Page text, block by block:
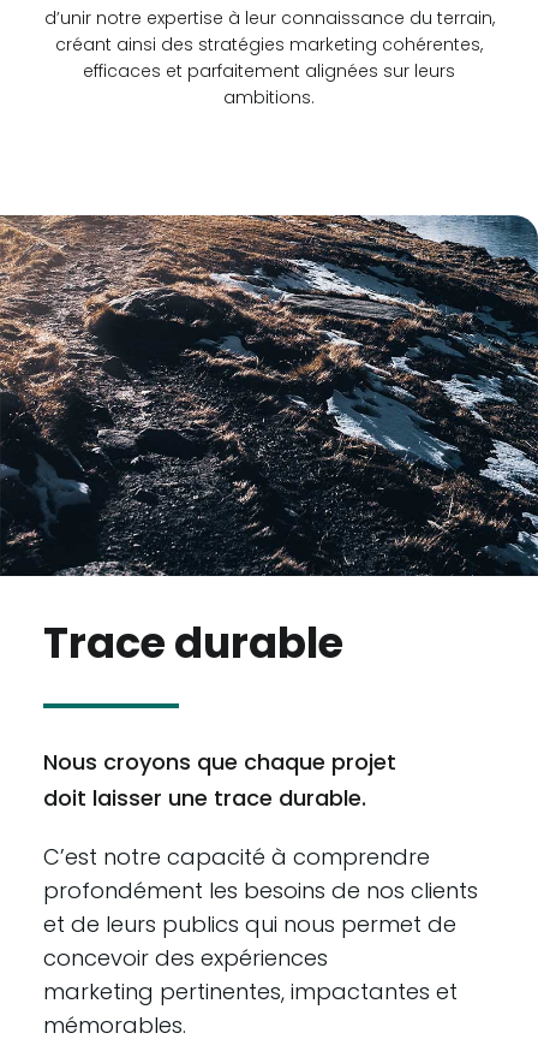
d’unir notre expertise à leur connaissance du terrain,
créant ainsi des stratégies marketing cohérentes,
efficaces et parfaitement alignées sur leurs
ambitions.
Trace durable
Nous croyons que chaque projet
doit laisser une trace durable.
C’est notre capacité à comprendre
profondément les besoins de nos clients
et de leurs publics qui nous permet de
concevoir des expériences
marketing pertinentes, impactantes et
mémorables.